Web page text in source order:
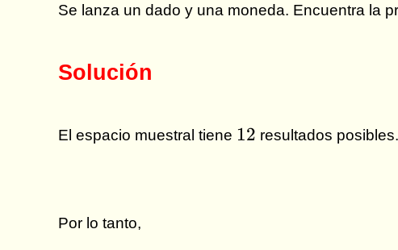
Se lanza un dado y una moneda. Encuentra la
Solución
El espacio muestral tiene 12
12 resultados
Por lo tanto,